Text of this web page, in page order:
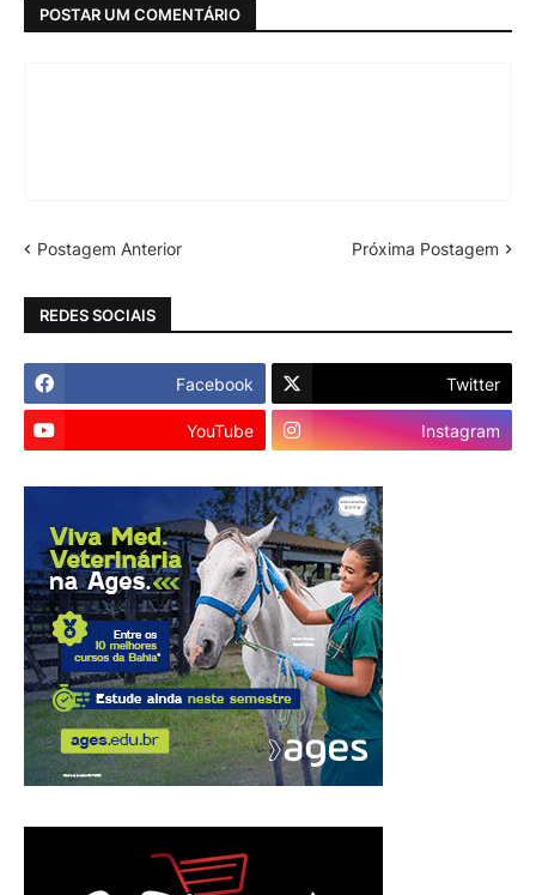
POSTAR UM COMENTÁRIO
Postagem Anterior Próxima Postagem
REDES SOCIAIS
Facebook Twitter
YouTube Instagram